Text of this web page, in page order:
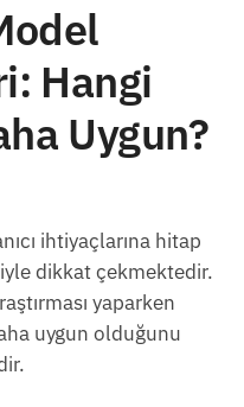
Hangi
Uygun?
ihtiyaçlarına hitap
dikkat çekmektedir.
yaparken
uygun olduğunu